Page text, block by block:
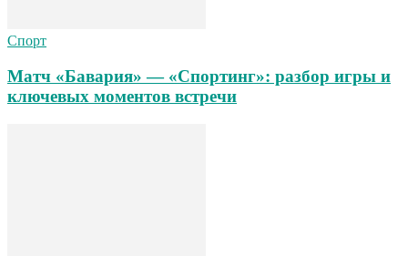
Спорт
Матч «Бавария» — «Спортинг»: разбор игры и
ключевых моментов встречи